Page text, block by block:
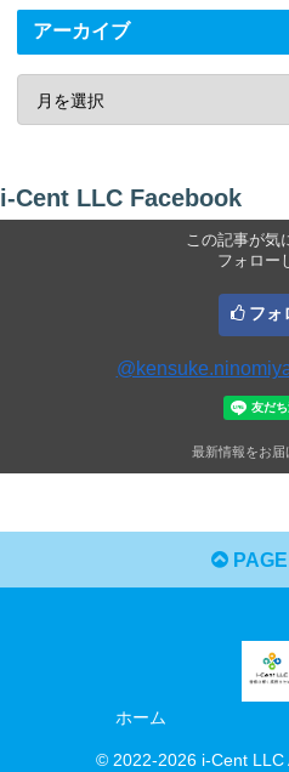
アーカイブ
i-Cent LLC Facebook
この記事が気
フォロー
フォ
最新情報をお届
ホーム
© 2022-2026 i-Cent LLC